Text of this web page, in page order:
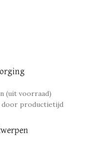
(uit voorraad)
door productietijd